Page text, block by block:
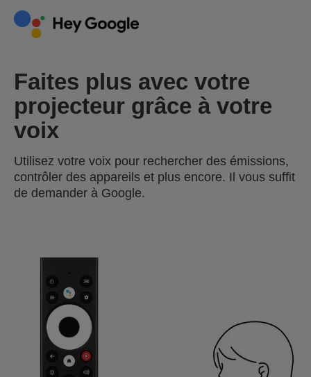
Faites plus avec votre
projecteur grâce à votre
voix
Utilisez votre voix pour rechercher des émissions,
contrôler des appareils et plus encore. Il vous suffit
de demander à Google.